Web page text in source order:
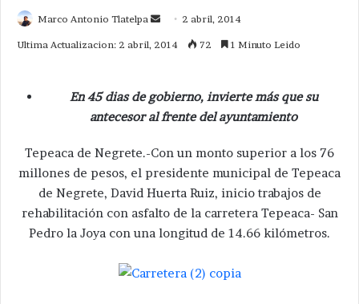
Marco Antonio Tlatelpa
Send 2 abril, 2014
Ultima Actualizacion: 2 abril, 2014 72 1 Minuto Leido
En 45 dias de gobierno, invierte más que su
antecesor al frente del ayuntamiento
Tepeaca de Negrete.-Con un monto superior a los 76
millones de pesos, el presidente municipal de Tepeaca
de Negrete, David Huerta Ruiz, inicio trabajos de
rehabilitación con asfalto de la carretera Tepeaca- San
Pedro la Joya con una longitud de 14.66 kilómetros.